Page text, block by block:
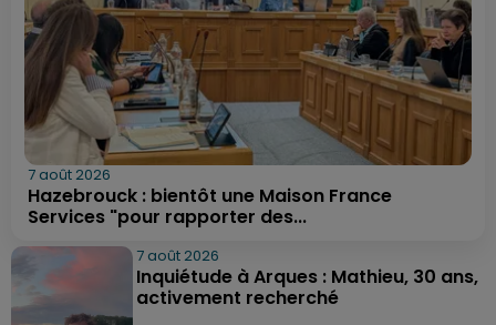
7 août 2026
Hazebrouck : bientôt une Maison France
Services "pour rapporter des...
7 août 2026
Inquiétude à Arques : Mathieu, 30 ans,
activement recherché